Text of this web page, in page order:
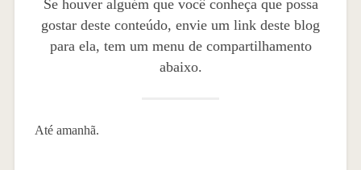
Se houver alguém que você conheça que possa
gostar deste conteúdo, envie um link deste blog
para ela, tem um menu de compartilhamento
abaixo.
Até amanhã.